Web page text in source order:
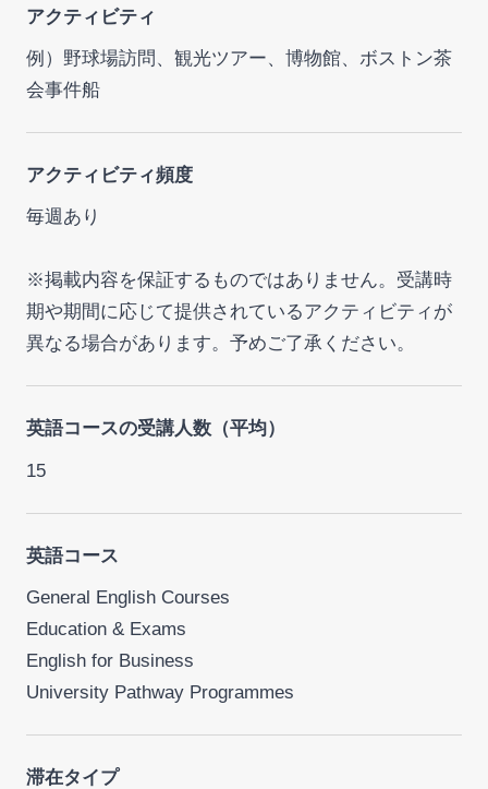
アクティビティ
例）野球場訪問、観光ツアー、博物館、ボストン茶
会事件船
アクティビティ頻度
毎週あり
※掲載内容を保証するものではありません。受講時
期や期間に応じて提供されているアクティビティが
異なる場合があります。予めご了承ください。
英語コースの受講人数（平均）
15
英語コース
General English Courses
Education & Exams
English for Business
University Pathway Programmes
滞在タイプ